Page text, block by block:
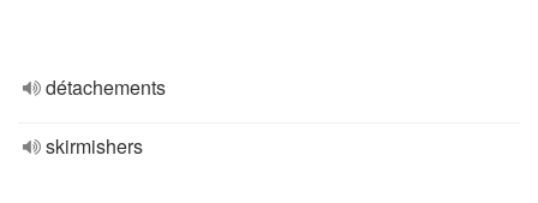
détachements
skirmishers